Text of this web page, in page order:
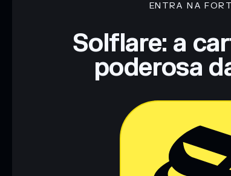
ENTRA NA
Solflare: a
poderosa